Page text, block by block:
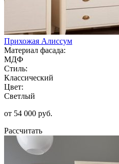
Прихожая Алиссум
Материал фасада:
МДФ
Стиль:
Классический
Цвет:
Светлый
от 54 000 руб.
Рассчитать